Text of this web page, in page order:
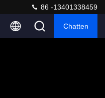
86 -13401338459
Chatten